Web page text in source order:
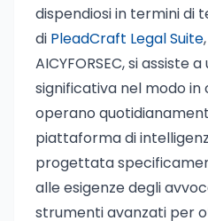
dispendiosi in termini di
di PleadCraft Legal Suite
AICYFORSEC, si assiste
significativa nel modo in
operano
piattaforma di
progettata
alle esigenze degli
strumenti avanzati per